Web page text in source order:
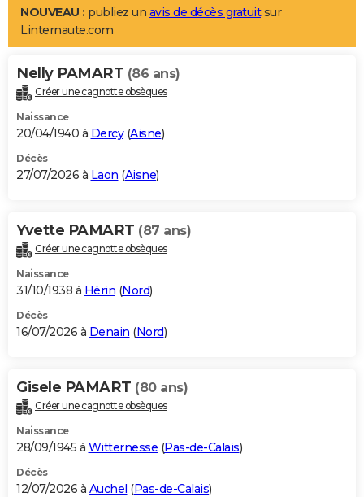
LIFESTYLE
Art de vivre
Bien-être
Loisirs
Mode
Modes de vie
Alimentation
Guide de la santé
Maladies
Médicaments
Sommeil
VOYAGE
Destinations
City break
Voyage nature
Voyage de noces
Forum
Climat
+PHOTO
GUIDES D'ACHAT
BONS PLANS
Carte de Noël
Carte Bonne année
Carte Saint-Valentin
Carte Pâques
Carte d'anniversaire
DICTIONNAIRE
Dictionnaire
Biographies
Citations
Expressions
Proverbes
PROGRAMME TV
S'inscrire
Se connecter
Lycées
Collèges
Primaires
Universités
Entreprises
Service militaire
Avis de recherche
AVIS DE DÉCÈS
Bricolage
Lifestyle
Culture
Sport
Auto
Television
Voyage
Cinema
NOUVEAU : publiez un avis de décès gratuitsur
Linternaute.com
Nelly PAMART (86 ans)
Créer une cagnotte obsèques
Naissance
20/04/1940 à Dercy(Aisne)
Décès
27/07/2026 à Laon (Aisne)
Yvette PAMART (87 ans)
Créer une cagnotte obsèques
Naissance
31/10/1938 à Hérin (Nord)
Décès
16/07/2026 à Denain (Nord)
Gisele PAMART (80 ans)
Créer une cagnotte obsèques
Naissance
28/09/1945 à Witternesse (Pas-de-Calais)
Décès
12/07/2026 à Auchel (Pas-de-Calais)